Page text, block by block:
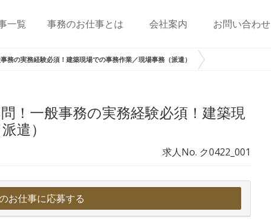
一覧 事務のお仕事とは 会社案内 お問い合わせ
務の実務経験必須！建築現場での事務作業／現場事務（派遣）
！一般事務の実務経験必須！建築現
遣）
求人No. ク0422_001
お仕事に応募する